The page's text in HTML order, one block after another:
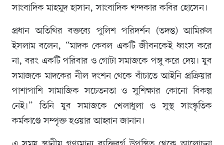
সাংবাদিক মাহমুদ হাসান, সাংবাদিক খন্দকার কবির হোসেন।
​প্রধান অতিথির বক্তব্যে পুলিশ পরিদর্শন (তদন্ত) আমিরুল
ইসলাম বলেন, “মাদক কেবল একটি জীবনকেই ধ্বংস করে
না, বরং একটি পরিবার ও গোটা সমাজকে পঙ্গু করে দেয়। যুব
সমাজকে মাদকের নীল দংশন থেকে বাঁচাতে আইনি প্রক্রিয়ার
পাশাপাশি সামাজিক সচেতনতা ও সুশিক্ষার কোনো বিকল্প
নেই।” তিনি যুব সমাজকে খেলাধুলা ও সুস্থ সাংস্কৃতিক
কর্মকাণ্ডে সম্পৃক্ত হওয়ার আহ্বান জানান।